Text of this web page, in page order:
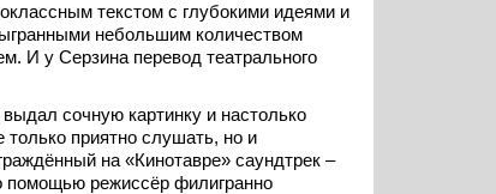
текстом с глубокими идеями и
небольшим количеством
И у Серзина перевод театрального
сочную картинку и настолько
приятно слушать, но и
на «Кинотавре» саундтрек –
помощью режиссёр филигранно